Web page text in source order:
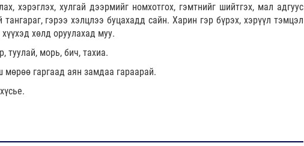
хэрэглэх, хулгай дээрмийг номхотгох, гэмтнийг шийтгэх, мал адгуус
тангараг, гэрээ хэлцлээ буцахадд сайн. Харин гэр бүрэх, хэрүүл тэмцэл
хөлд оруулахад муу.
туулай, морь, бич, тахиа.
мөрөө гаргаад аян замдаа гараарай.
хүсье.